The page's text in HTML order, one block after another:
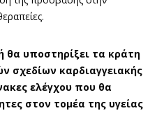
θα υποστηρίξει τα κράτη
σχεδίων καρδιαγγειακής
ελέγχου που θα
στον τομέα της υγείας